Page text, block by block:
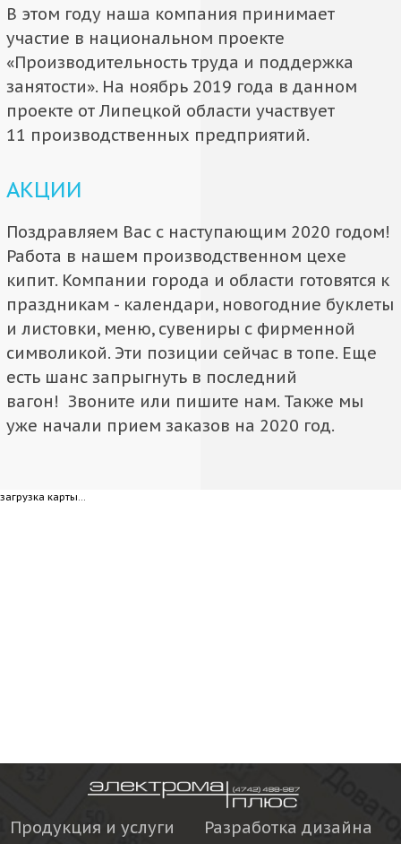
В этом году наша компания принимает
участие в национальном проекте
«Производительность труда и поддержка
занятости». На ноябрь 2019 года в данном
проекте от Липецкой области участвует
11 производственных предприятий.
АКЦИИ
Поздравляем Вас с наступающим 2020 годом!
Работа в нашем производственном цехе
кипит. Компании города и области готовятся к
праздникам - календари, новогодние буклеты
и листовки, меню, сувениры с фирменной
символикой. Эти позиции сейчас в топе. Еще
есть шанс запрыгнуть в последний
вагон! Звоните или пишите нам. Также мы
уже начали прием заказов на 2020 год.
загрузка карты...
Продукция и услуги Разработка дизайна